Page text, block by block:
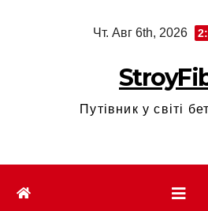
Чт. Авг 6th, 2026
Путівник у світі